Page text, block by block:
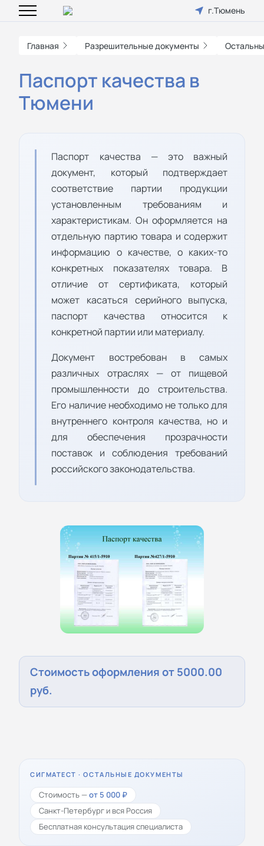
г.Тюмень
Главная Разрешительные документы
Паспорт качества в
Тюмени
Паспорт качества — это важный
документ, который подтверждает
соответствие партии продукции
установленным требованиям и
характеристикам. Он оформляется на
отдельную партию товара и содержит
информацию о качестве, о каких-то
конкретных показателях товара. В
отличие от сертификата, который
может касаться серийного выпуска,
паспорт качества относится к
конкретной партии или материалу.
Документ востребован в самых
различных отраслях — от пищевой
промышленности до строительства.
Его наличие необходимо не только для
внутреннего контроля качества, но и
для обеспечения прозрачности
поставок и соблюдения требований
российского законодательства.
Стоимость оформления от 5000.00
руб.
СИГМАТЕСТ · ОСТАЛЬНЫЕ ДОКУМЕНТЫ
Стоимость —от 5 000 ₽
Санкт-Петербург и вся Россия
Бесплатная консультация специалиста